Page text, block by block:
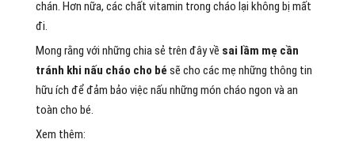
chán. Hơn nữa, các chất vitamin trong cháo lại không bị mất
đi.
Mong rằng với những chia sẻ trên đây về sai lầm mẹ cần
tránh khi nấu cháo cho bé sẽ cho các mẹ những thông tin
hữu ích để đảm bảo việc nấu những món cháo ngon và an
toàn cho bé.
Xem thêm: